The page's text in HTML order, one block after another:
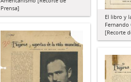
Prensa]
El libro y
Fernando
[Recorte